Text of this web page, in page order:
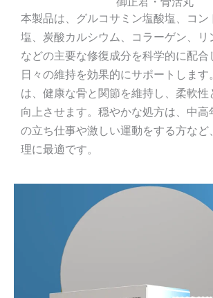
本製品は、グルコサミン塩酸塩、コン
塩、炭酸カルシウム、コラーゲン、リ
などの主要な修復成分を科学的に配
日々の維持を効果的にサポートします
は、健康な骨と関節を維持し、柔軟性
向上させます。穏やかな処方は、中高
の立ち仕事や激しい運動をする方など
理に最適です。